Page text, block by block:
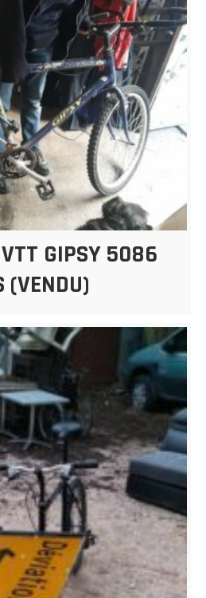
GIPSY 5086
(VENDU)